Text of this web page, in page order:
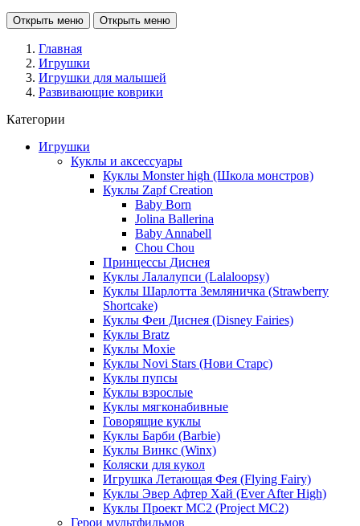
Открыть меню Открыть меню
Главная
Игрушки
Игрушки для малышей
Развивающие коврики
Категории
Игрушки
Куклы и аксессуары
Куклы Monster high (Школа монстров)
Куклы Zapf Creation
Baby Born
Jolina Ballerina
Baby Annabell
Chou Chou
Принцессы Диснея
Куклы Лалалупси (Lalaloopsy)
Куклы Шарлотта Земляничка (Strawberry
Shortcake)
Куклы Феи Диснея (Disney Fairies)
Куклы Bratz
Куклы Moxie
Куклы Novi Stars (Нови Старс)
Куклы пупсы
Куклы взрослые
Куклы мягконабивные
Говорящие куклы
Куклы Барби (Barbie)
Куклы Винкс (Winx)
Коляски для кукол
Игрушка Летающая Фея (Flying Fairy)
Куклы Эвер Афтер Хай (Ever After High)
Куклы Проект МС2 (Project MC2)
Герои мультфильмов